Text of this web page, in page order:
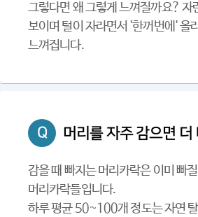
그렇다면 왜 그렇게 느껴질까요? 자
보이며 털이 자라면서 '한꺼번에' 올
느껴집니다.
Q 머리를 자주 감으면 더
감을 때 빠지는 머리카락은 이미 빠
머리카락들입니다.
하루 평균 50~100개 정도는 자연